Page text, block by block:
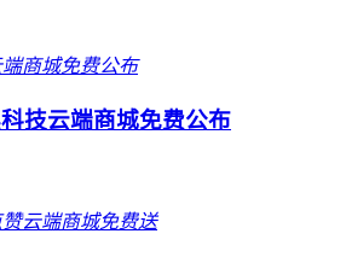
技云端商城免费公布